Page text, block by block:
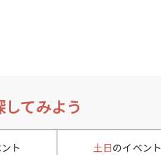
てみよう
ト 土日のイベント